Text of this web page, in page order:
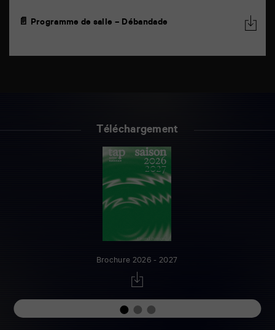
📄 Programme de salle – Débandade
Téléchargement
Brochure 2026 - 2027